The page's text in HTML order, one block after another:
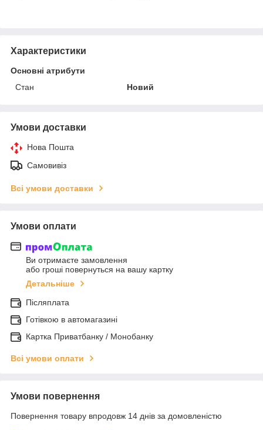
Характеристики
Основні атрибути
Стан
Новий
Умови доставки
Нова Пошта
Самовивіз
Всі умови доставки
Умови оплати
Ви отримаєте замовлення
або гроші повернуться на вашу картку
Детальніше
Післяплата
Готівкою в автомагазині
Картка Приватбанку / Монобанку
Всі умови оплати
Умови повернення
Повернення товару впродовж 14 днів за домовленістю